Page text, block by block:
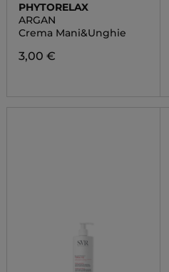
PHYTORELAX
ARGAN
Crema Mani&Unghie
3,00 €